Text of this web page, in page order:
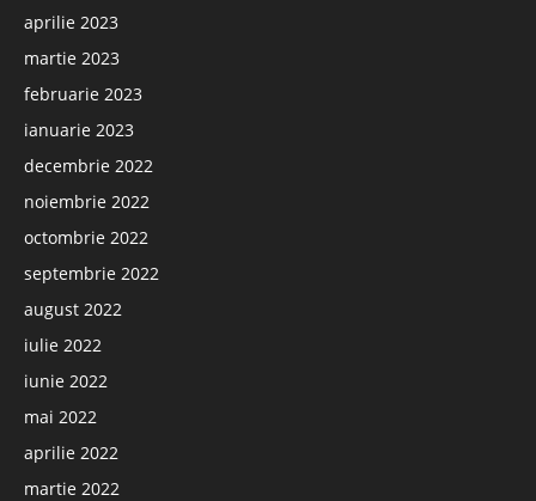
aprilie 2023
martie 2023
februarie 2023
ianuarie 2023
decembrie 2022
noiembrie 2022
octombrie 2022
septembrie 2022
august 2022
iulie 2022
iunie 2022
mai 2022
aprilie 2022
martie 2022